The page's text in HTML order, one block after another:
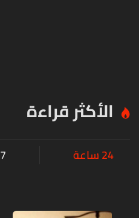
الأكثر قراءة
24 ساعة 7 أيام